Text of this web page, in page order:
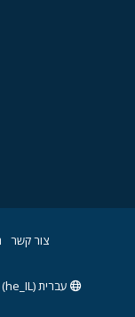
צור קשר
עברית (he_IL)